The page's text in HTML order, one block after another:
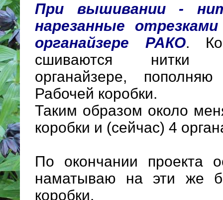
При вышивании -
нарезанные
органайзере РАКО.
сшиваются нитки
органайзере,
Рабочей коробки.
Таким образом около
коробки и (сейчас) 4
По окончании проекта
наматываю на эти же
коробки.